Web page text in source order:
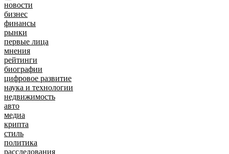
новости
бизнес
финансы
рынки
первые лица
мнения
рейтинги
биографии
цифровое развитие
наука и технологии
недвижимость
авто
медиа
крипта
стиль
политика
расследования